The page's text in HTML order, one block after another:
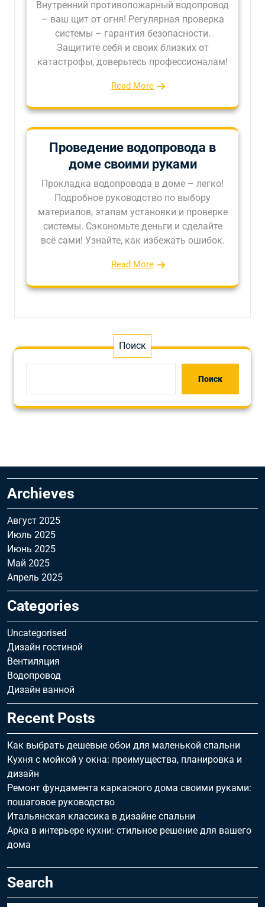
Внутренний противопожарный водопровод
– ваш щит от огня! Регулярная проверка
системы – гарантия безопасности.
Защитите себя и своих близких от
катастрофы, доверьтесь профессионалам!
Read More
Проведение водопровода в
доме своими руками
Прокладка водопровода в доме – легко!
Подробное руководство по выбору
материалов, этапам установки и проверке
системы. Сэкономьте деньги и сделайте
всё сами! Узнайте, как избежать ошибок.
Read More
Поиск
Поиск
Archieves
Август 2025
Июль 2025
Июнь 2025
Май 2025
Апрель 2025
Categories
Uncategorised
Дизайн гостиной
Вентиляция
Водопровод
Дизайн ванной
Recent Posts
Как выбрать дешевые обои для маленькой спальни
Кухня с мойкой у окна: преимущества, планировка и
дизайн
Ремонт фундамента каркасного дома своими руками:
пошаговое руководство
Итальянская классика в дизайне спальни
Арка в интерьере кухни: стильное решение для вашего
дома
Search